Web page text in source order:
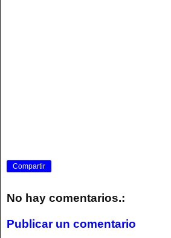
Compartir
No hay comentarios.:
Publicar un comentario